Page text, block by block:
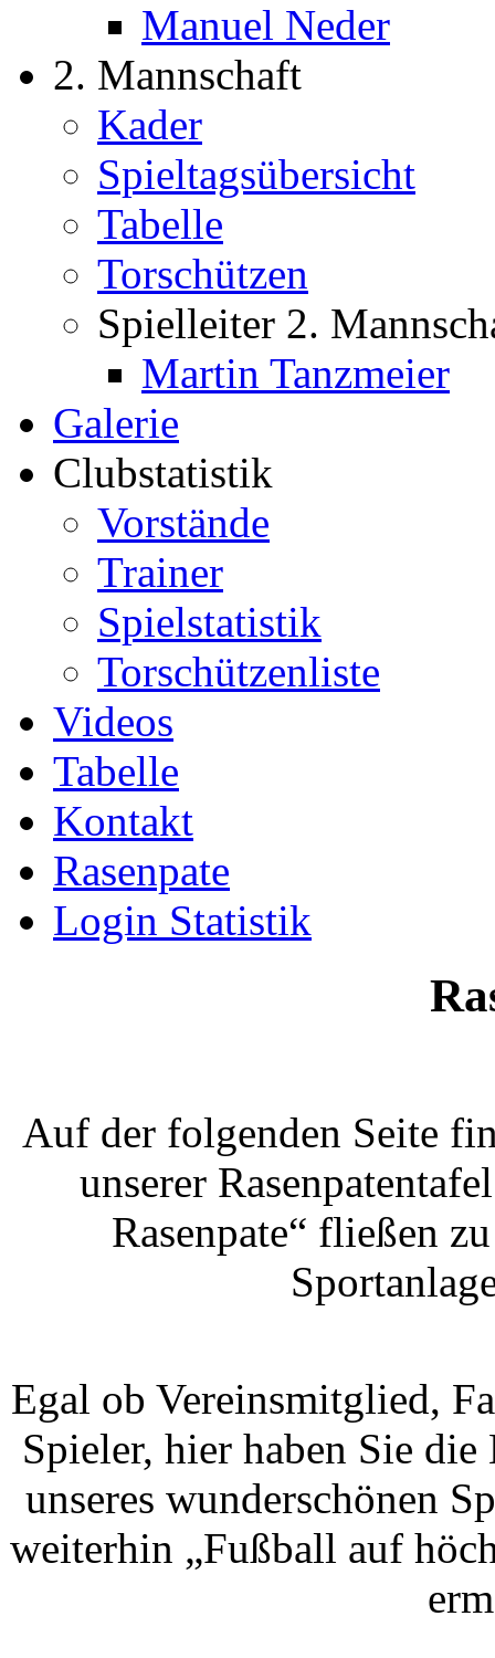
Manuel Neder
2. Mannschaft
Kader
Spieltagsübersicht
Tabelle
Torschützen
Spielleiter 2.
Martin Tanzmeier
Galerie
Clubstatistik
Vorstände
Trainer
Spielstatistik
Torschützenliste
Videos
Tabelle
Kontakt
Rasenpate
Login Statistik
Auf der folgenden Seite
unserer
Rasenpate“ fließen
Egal ob Vereinsmitglied,
Spieler, hier haben Sie
unseres wunderschönen
weiterhin „Fußball auf